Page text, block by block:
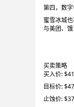
第四，数
蜜雪冰城
与美团、
买卖策略
买入价:
目标价:
止蚀价: